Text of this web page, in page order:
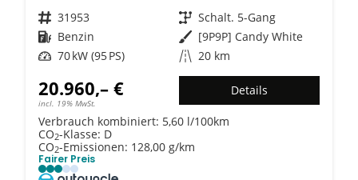
Fahrzeugnr. 31953 Getriebe Schalt. 5-Gang
Kraftstoff Benzin Außenfarbe [9P9P] Candy White
Leistung 70 kW (95 PS) Kilometerstand 20 km
20.960,– €
incl. 19% MwSt.
Details
Verbrauch kombiniert: 5,60 l/100km
CO2-Klasse: D
CO2-Emissionen: 128,00 g/km
Fairer Preis